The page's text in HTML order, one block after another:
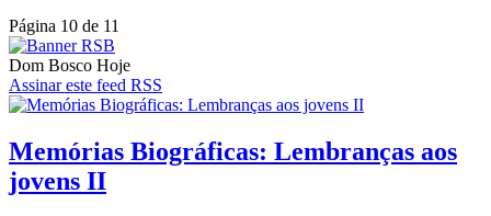
Página 10 de 11
Dom Bosco Hoje
Assinar este feed RSS
Memórias Biográficas: Lembranças aos
jovens II